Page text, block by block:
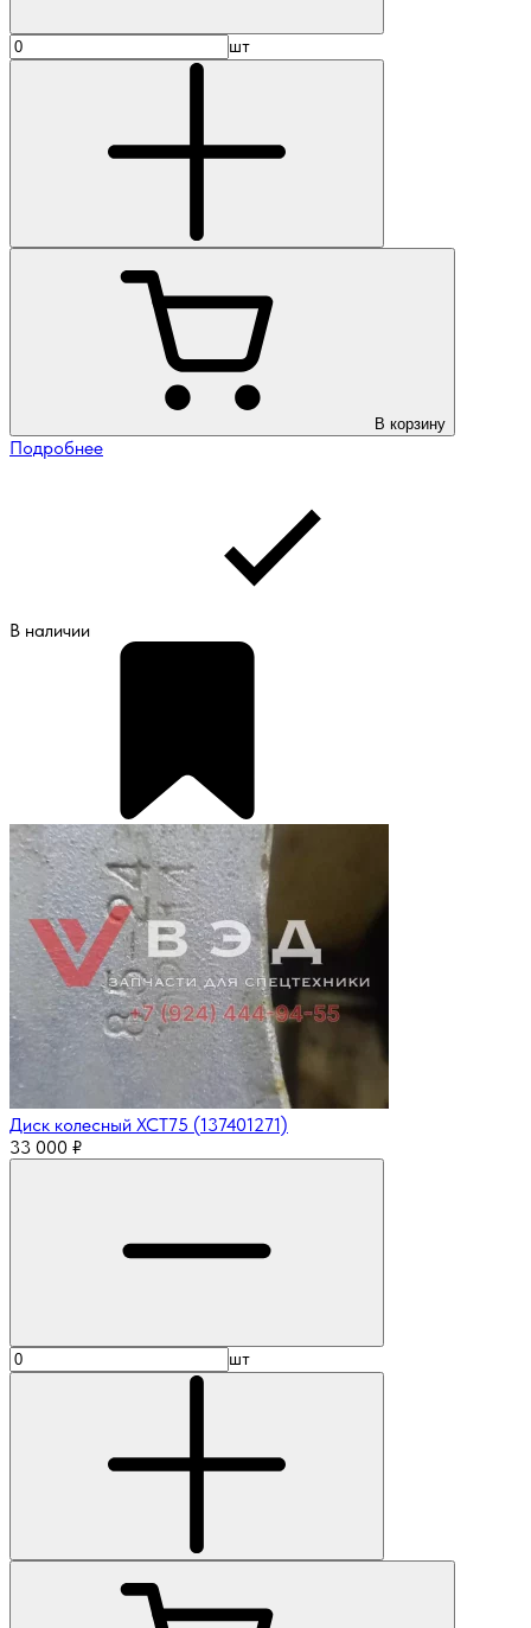
шт
В корзину
Подробнее
В наличии
Диск колесный XCT75 (137401271)
33 000 ₽
шт